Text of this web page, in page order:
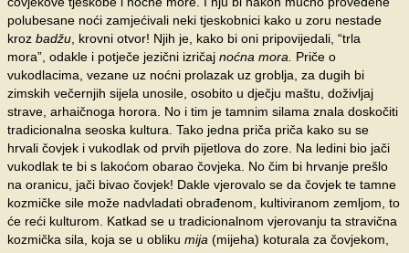
polubesane noći zamjećivali neki tjeskobnici kako u zoru nestade
kroz badžu , krovni otvor! Njih je, kako bi oni pripovijedali, “trla
mora”, odakle i potječe jezični izričaj noćna mora. Priče o
vukodlacima, vezane uz noćni prolazak uz groblja, za dugih bi
zimskih večernjih sijela unosile, osobito u dječju maštu, doživljaj
strave, arhaičnoga horora. No i tim je tamnim silama znala doskočiti
tradicionalna seoska kultura. Tako jedna priča priča kako su se
hrvali čovjek i vukodlak od prvih pijetlova do zore. Na ledini bio jači
vukodlak te bi s lakoćom obarao čovjeka. No čim bi hrvanje prešlo
na oranicu, jači bivao čovjek! Dakle vjerovalo se da čovjek te tamne
kozmičke sile može nadvladati obrađenom, kultiviranom zemljom, to
će reći kulturom. Katkad se u tradicionalnom vjerovanju ta stravična
kozmička sila, koja se u obliku mija (mijeha) koturala za čovjekom,